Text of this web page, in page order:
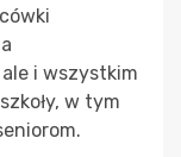
i wszystkim
w tym